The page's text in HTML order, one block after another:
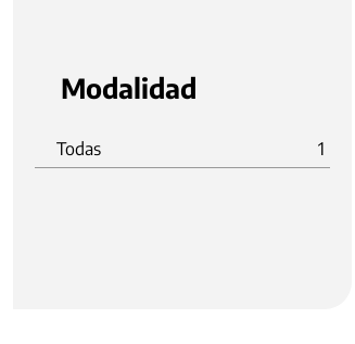
Modalidad
Todas 1